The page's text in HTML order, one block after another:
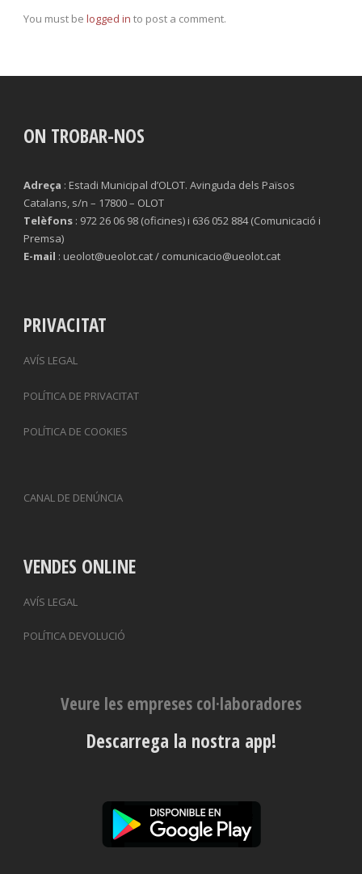
You must be logged in to post a comment.
ON TROBAR-NOS
Adreça : Estadi Municipal d’OLOT. Avinguda dels Països
Catalans, s/n – 17800 – OLOT
Telèfons : 972 26 06 98 (oficines) i 636 052 884 (Comunicació i
Premsa)
E-mail : ueolot@ueolot.cat / comunicacio@ueolot.cat
PRIVACITAT
AVÍS LEGAL
POLÍTICA DE PRIVACITAT
POLÍTICA DE COOKIES
CANAL DE DENÚNCIA
VENDES ONLINE
AVÍS LEGAL
POLÍTICA DEVOLUCIÓ
Veure les empreses col·laboradores
Descarrega la nostra app!